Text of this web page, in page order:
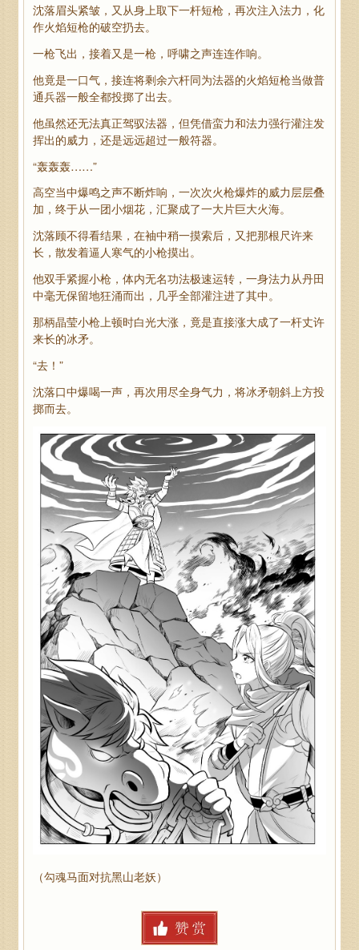
沈落眉头紧皱，又从身上取下一杆短枪，再次注入法力，化
作火焰短枪的破空扔去。
一枪飞出，接着又是一枪，呼啸之声连连作响。
他竟是一口气，接连将剩余六杆同为法器的火焰短枪当做普
通兵器一般全都投掷了出去。
他虽然还无法真正驾驭法器，但凭借蛮力和法力强行灌注发
挥出的威力，还是远远超过一般符器。
“轰轰轰……”
高空当中爆鸣之声不断炸响，一次次火枪爆炸的威力层层叠
加，终于从一团小烟花，汇聚成了一大片巨大火海。
沈落顾不得看结果，在袖中稍一摸索后，又把那根尺许来
长，散发着逼人寒气的小枪摸出。
他双手紧握小枪，体内无名功法极速运转，一身法力从丹田
中毫无保留地狂涌而出，几乎全部灌注进了其中。
那柄晶莹小枪上顿时白光大涨，竟是直接涨大成了一杆丈许
来长的冰矛。
“去！”
沈落口中爆喝一声，再次用尽全身气力，将冰矛朝斜上方投
掷而去。
（勾魂马面对抗黑山老妖）